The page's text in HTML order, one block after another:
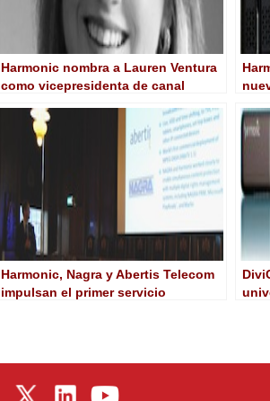
Harmonic nombra a Lauren Ventura
como vicepresidenta de canal
Harmonic, Nagra y Abertis Telecom
impulsan el primer servicio